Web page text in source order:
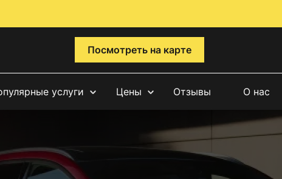
Посмотреть на карте
услуги Цены Отзывы О нас